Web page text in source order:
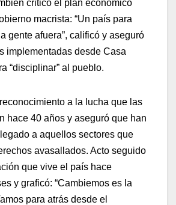
criticó el plan económico
macrista: “Un país para
gente afuera”, calificó y aseguró
implementadas desde Casa
“disciplinar” al pueblo.
a la lucha que las
hace 40 años y aseguró que han
legado a aquellos sectores que
avasallados. Acto seguido
que vive el país hace
y graficó: “Cambiemos es la
para atrás desde el